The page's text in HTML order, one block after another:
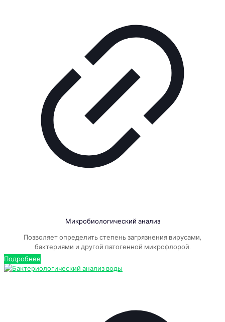
Микробиологический анализ
Позволяет определить степень загрязнения вирусами,
бактериями и другой патогенной микрофлорой.
Подробнее